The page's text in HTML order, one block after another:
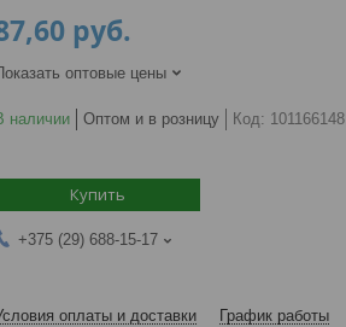
руб.
оптовые цены
наличии Оптом и в розницу Код: 101166148
Купить
+375 (29) 688-15-17
оплаты и доставки График работы